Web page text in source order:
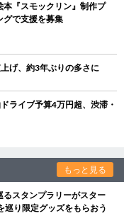
『スモックリン』制作プ
で支援を募集
げ、約3年ぶりの多さに
ライブ予算4万円超、渋滞・
もっと見る
スタンプラリーがスター
り限定グッズをもらおう